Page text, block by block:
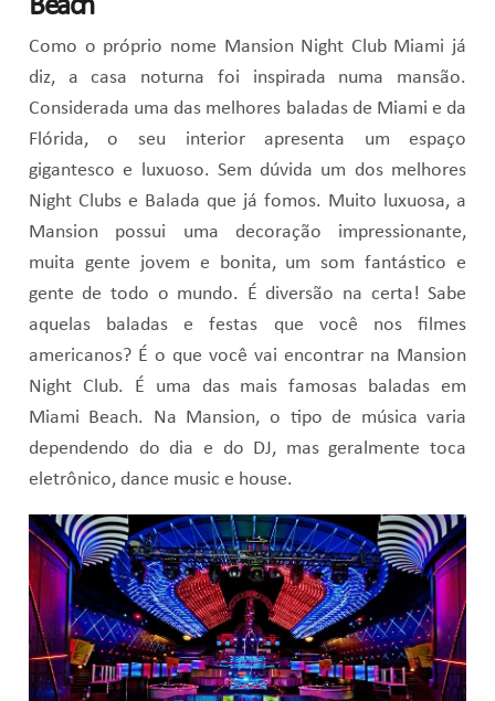
Beach
Como o próprio nome Mansion Night Club Miami já
diz, a casa noturna foi inspirada numa mansão.
Considerada uma das melhores baladas de Miami e da
Flórida, o seu interior apresenta um espaço
gigantesco e luxuoso. Sem dúvida um dos melhores
Night Clubs e Balada que já fomos. Muito luxuosa, a
Mansion possui uma decoração impressionante,
muita gente jovem e bonita, um som fantástico e
gente de todo o mundo. É diversão na certa! Sabe
aquelas baladas e festas que você nos filmes
americanos? É o que você vai encontrar na Mansion
Night Club. É uma das mais famosas baladas em
Miami Beach. Na Mansion, o tipo de música varia
dependendo do dia e do DJ, mas geralmente toca
eletrônico, dance music e house.